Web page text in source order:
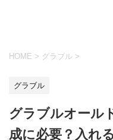
HOME > グラブル >
グラブル
グラブルオール
成に必要？入れ